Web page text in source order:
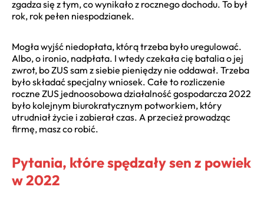
zgadza się z tym, co wynikało z rocznego dochodu. To był
rok, rok pełen niespodzianek.
Mogła wyjść niedopłata, którą trzeba było uregulować.
Albo, o ironio, nadpłata. I wtedy czekała cię batalia o jej
zwrot, bo ZUS sam z siebie pieniędzy nie oddawał. Trzeba
było składać specjalny wniosek. Całe to rozliczenie
roczne ZUS jednoosobowa działalność gospodarcza 2022
było kolejnym biurokratycznym potworkiem, który
utrudniał życie i zabierał czas. A przecież prowadząc
firmę, masz co robić.
Pytania, które spędzały sen z powiek
w 2022